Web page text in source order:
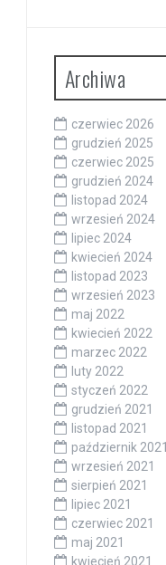
Archiwa
czerwiec 2026
grudzień 2025
czerwiec 2025
grudzień 2024
listopad 2024
wrzesień 2024
lipiec 2024
kwiecień 2024
listopad 2023
wrzesień 2023
maj 2022
kwiecień 2022
marzec 2022
luty 2022
styczeń 2022
grudzień 2021
listopad 2021
październik 2021
wrzesień 2021
sierpień 2021
lipiec 2021
czerwiec 2021
maj 2021
kwiecień 2021